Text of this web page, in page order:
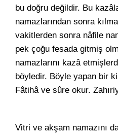
bu doğru değildir. Bu
namazlarından sonra
vakitlerden sonra nâfile
pek çoğu fesada gitmiş
namazlarını kazâ
böyledir. Böyle yapan bir
Fâtihâ ve sûre okur.
Vitri ve akşam namazını